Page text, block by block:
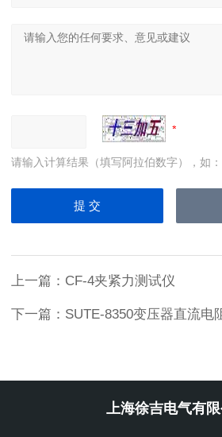
请输入计算结果（填写阿拉伯数字），如
上一篇： CF-4夹紧力测试仪
下一篇： SUTE-8350变压器直流电
上海徐吉电气有限